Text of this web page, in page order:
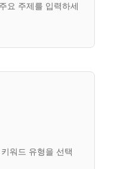
요 주제를 입력하세
워드 유형을 선택